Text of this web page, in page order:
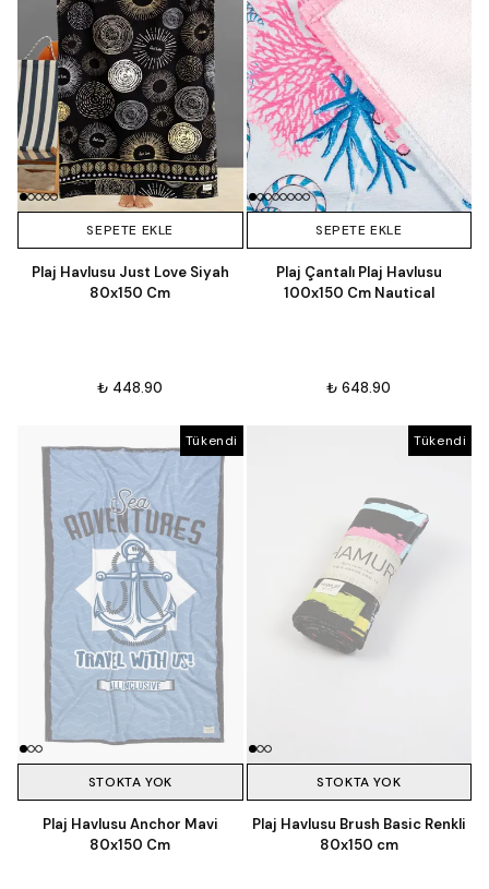
SEPETE EKLE
Plaj Havlusu Just Love Siyah
80x150 Cm
₺ 448.90
SEPETE EKLE
Plaj Çantalı Plaj Havlusu
100x150 Cm Nautical
₺ 648.90
Tükendi Tükendi
STOKTA YOK
Plaj Havlusu Anchor Mavi
80x150 Cm
Tükendi
STOKTA YOK
Plaj Havlusu Brush Basic Renkli
80x150 cm